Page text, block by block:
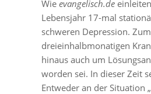
Wie evangelisch.de
Lebensjahr 17-mal
schweren Depression.
dreieinhalbmonatigen
hinaus auch um
worden sei. In dieser Zeit
Entweder an der Situation